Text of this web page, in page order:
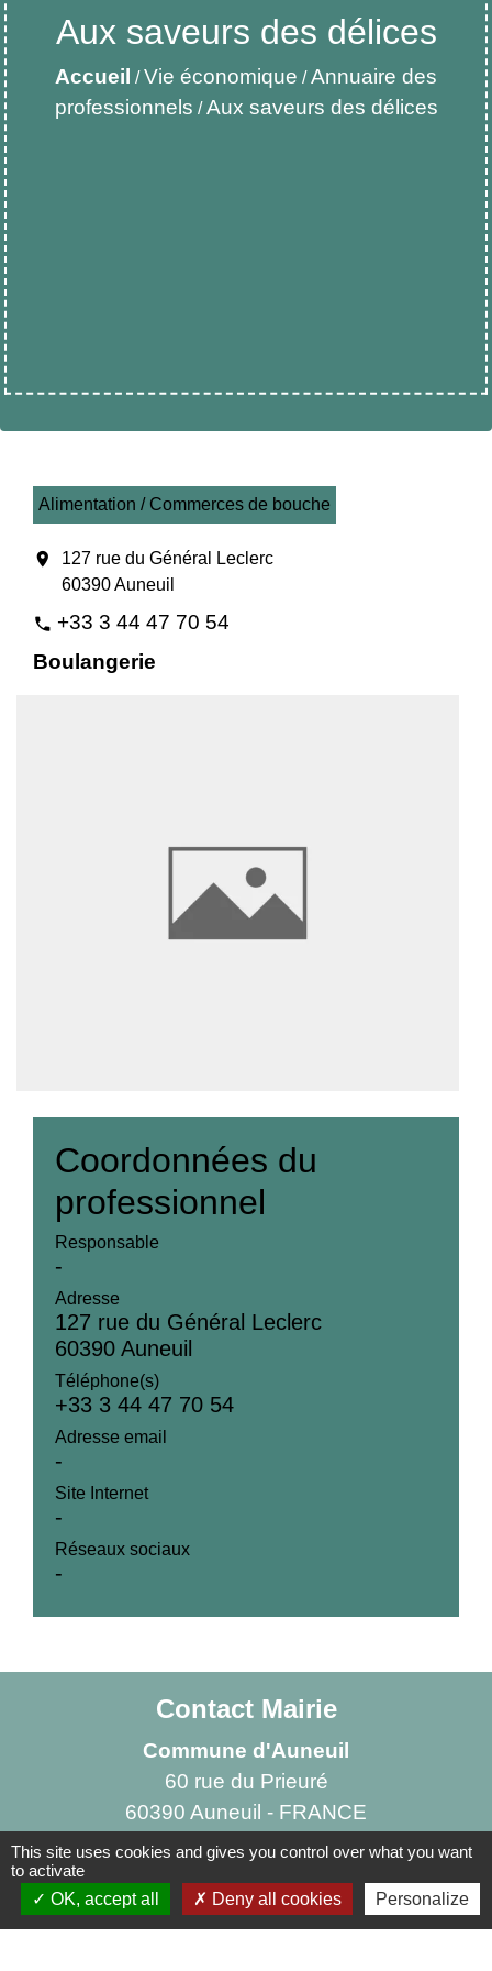
Aux saveurs des délices
Accueil /Vie économique /Annuaire des
professionnels /Aux saveurs des délices
Alimentation / Commerces de bouche
location_on
127 rue du Général Leclerc
60390 Auneuil
phone +33 3 44 47 70 54
Boulangerie
Coordonnées du
professionnel
Responsable
-
Adresse
127 rue du Général Leclerc
60390 Auneuil
Téléphone(s)
+33 3 44 47 70 54
Adresse email
-
Site Internet
-
Réseaux sociaux
-
Contact Mairie
Commune d'Auneuil
60 rue du Prieuré
60390 Auneuil - FRANCE
+33 3 44 47 70 23
Contact par formulaire
This site uses cookies and gives you control over what you want
to activate
OK, accept all
Deny all cookies Personalize